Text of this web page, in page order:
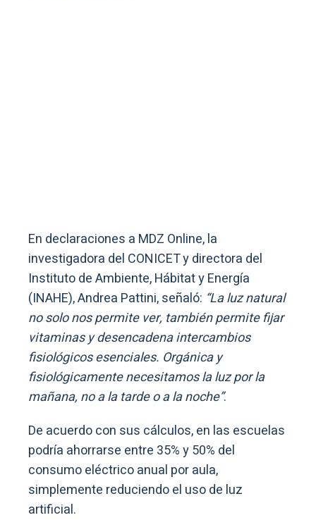
En declaraciones a MDZ Online, la
investigadora del CONICET y directora del
Instituto de Ambiente, Hábitat y Energía
(INAHE), Andrea Pattini, señaló: “La luz natural
no solo nos permite ver, también permite fijar
vitaminas y desencadena intercambios
fisiológicos esenciales. Orgánica y
fisiológicamente necesitamos la luz por la
mañana, no a la tarde o a la noche”.
De acuerdo con sus cálculos, en las escuelas
podría ahorrarse entre 35% y 50% del
consumo eléctrico anual por aula,
simplemente reduciendo el uso de luz
artificial.